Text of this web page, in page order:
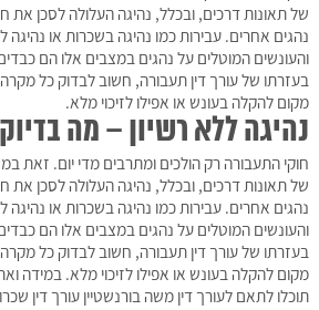
של תאונות דרכים, ובכלל, נהיגה העלולה לסכן את
נהגים אחרים. עבירות כמו נהיגה בשכרות או נהיגה
והעונשים המוטלים על נהגים במצבים אלו הם
בעזרתו של עורך דין תעבורה, חשוב לבדוק כל
מקום להקלה בעונש או אפילו לזיכוי מלא.
נהיגה ללא רשיון – מה
חוקי התעבורה רק הולכים ומתרבים מדי יום. זאת
של תאונות דרכים, ובכלל, נהיגה העלולה לסכן את
נהגים אחרים. עבירות כמו נהיגה בשכרות או נהיגה
והעונשים המוטלים על נהגים במצבים אלו הם
בעזרתו של עורך דין תעבורה, חשוב לבדוק כל
מקום להקלה בעונש או אפילו לזיכוי מלא. במידה
תוכלו לתאם לעורך דין משה בורנשטיין עורך דין